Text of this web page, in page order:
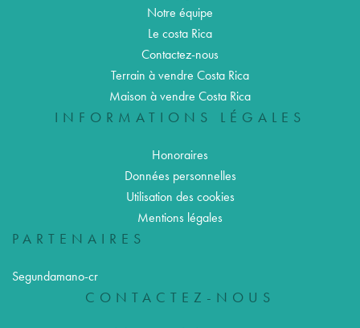
Notre équipe
Le costa Rica
Contactez-nous
Terrain à vendre Costa Rica
Maison à vendre Costa Rica
INFORMATIONS LÉGALES
Honoraires
Données personnelles
Utilisation des cookies
Mentions légales
PARTENAIRES
Segundamano-cr
CONTACTEZ-NOUS